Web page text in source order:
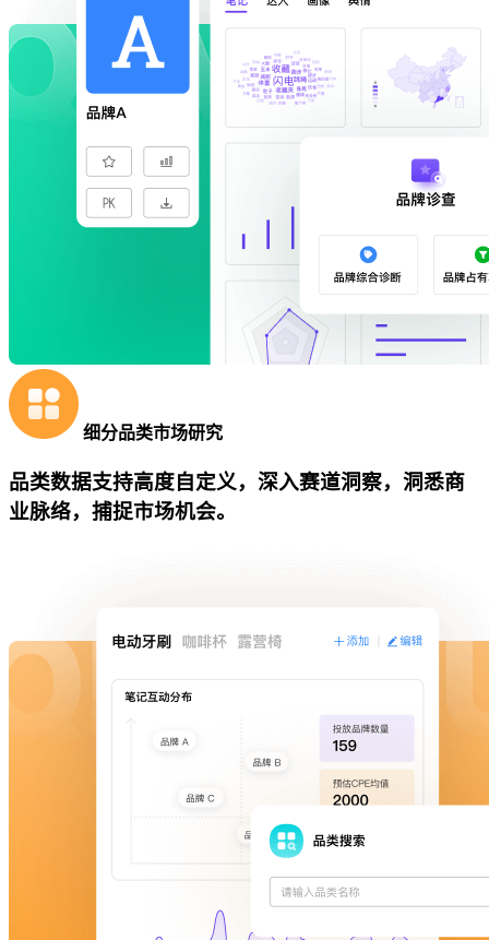
细分品类市场研究
品类数据支持高度自定义，深入赛道洞察，洞悉商
业脉络，捕捉市场机会。